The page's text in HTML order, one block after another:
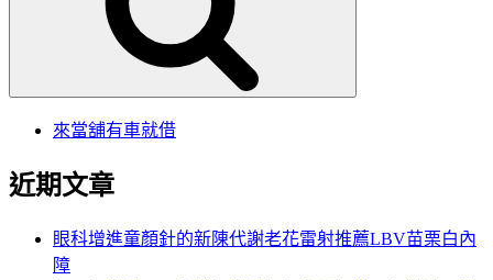
來當舖有車就借
近期文章
眼科增進童顏針的新陳代謝老花雷射推薦LBV苗栗白內
障